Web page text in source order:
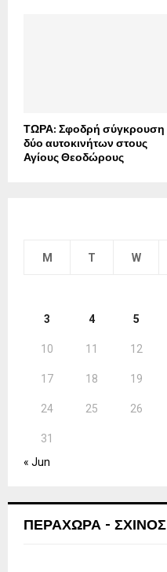
ΤΩΡΑ: Σφοδρή σύγκρουση
δύο αυτοκινήτων στους
Αγίους Θεοδώρους
M T W
3 4 5
10 11 12
17 18 19
24 25 26
31
« Jun
ΠΕΡΑΧΩΡΑ - ΣΧΙΝΟΣ